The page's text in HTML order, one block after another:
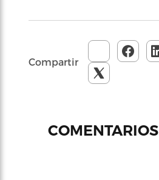
Compartir
COMENTARIOS